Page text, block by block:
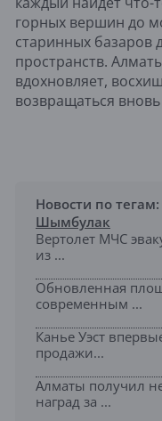
горных вершин до
старинных базаров
пространств.
вдохновляет,
возвращаться
Новости по тегам:
Шымбулак
Вертолет МЧС
из ...
Обновленная
современным ...
Канье Уэст
продажи...
Алматы получил
наград за ...